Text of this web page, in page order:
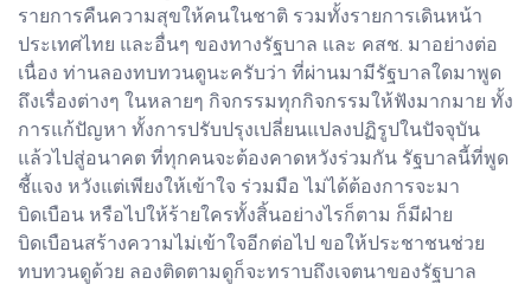
รายการคืนความสุขให้คนในชาติ รวมทั้งรายการเดินหน้า
ประเทศไทย และอื่นๆ ของทางรัฐบาล และ คสช. มาอย่างต่อ
เนื่อง ท่านลองทบทวนดูนะครับว่า ที่ผ่านมามีรัฐบาลใดมาพูด
ถึงเรื่องต่างๆ ในหลายๆ กิจกรรมทุกกิจกรรมให้ฟังมากมาย ทั้ง
การแก้ปัญหา ทั้งการปรับปรุงเปลี่ยนแปลงปฏิรูปในปัจจุบัน
แล้วไปสู่อนาคต ที่ทุกคนจะต้องคาดหวังร่วมกัน รัฐบาลนี้ที่พูด
ชี้แจง หวังแต่เพียงให้เข้าใจ ร่วมมือ ไม่ได้ต้องการจะมา
บิดเบือน หรือไปให้ร้ายใครทั้งสิ้นอย่างไรก็ตาม ก็มีฝ่าย
บิดเบือนสร้างความไม่เข้าใจอีกต่อไป ขอให้ประชาชนช่วย
ทบทวนดูด้วย ลองติดตามดูก็จะทราบถึงเจตนาของรัฐบาล